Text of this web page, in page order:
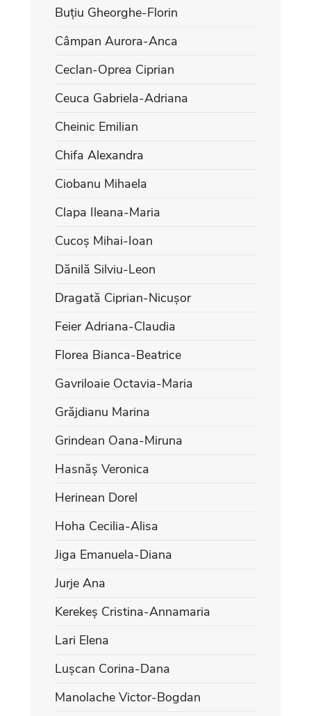
Buțiu Gheorghe-Florin
Câmpan Aurora-Anca
Ceclan-Oprea Ciprian
Ceuca Gabriela-Adriana
Cheinic Emilian
Chifa Alexandra
Ciobanu Mihaela
Clapa Ileana-Maria
Cucoș Mihai-Ioan
Dănilă Silviu-Leon
Dragată Ciprian-Nicușor
Feier Adriana-Claudia
Florea Bianca-Beatrice
Gavriloaie Octavia-Maria
Grăjdianu Marina
Grindean Oana-Miruna
Hasnăș Veronica
Herinean Dorel
Hoha Cecilia-Alisa
Jiga Emanuela-Diana
Jurje Ana
Kerekeș Cristina-Annamaria
Lari Elena
Lușcan Corina-Dana
Manolache Victor-Bogdan